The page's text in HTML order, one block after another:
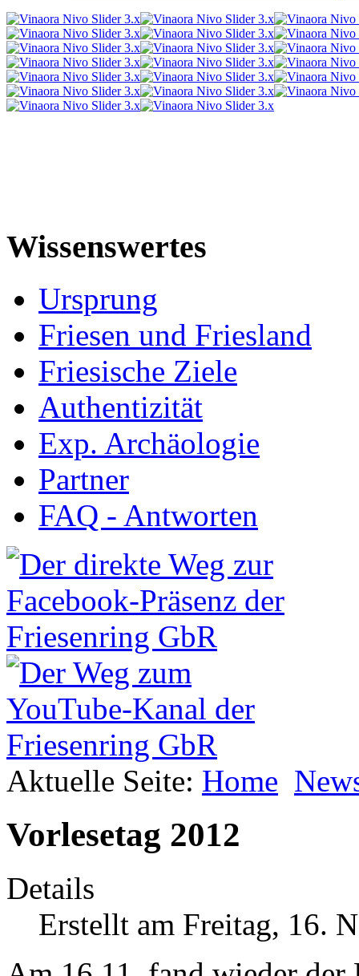
Wissenswertes
Ursprung
Friesen und Friesland
Friesische Ziele
Authentizität
Exp. Archäologie
Partner
FAQ - Antworten
Aktuelle Seite: Home
Vorlesetag 2012
Details
Erstellt am Freitag, 16.